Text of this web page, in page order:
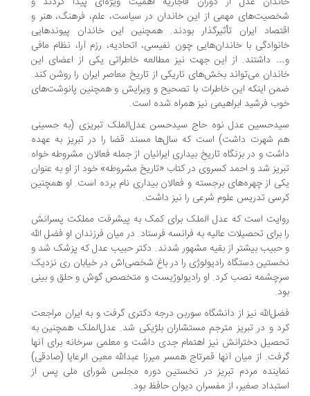
شخصیت‌های مهمی از این خاندان در سیاست، علم، فرهنگ، هنر و
اقتصاد ایران تأثیرگذار بودند. همچنین این خاندان پیوندهایی
خانوادگی با خاندان‌هایی چون نفیسی، اتحادیه، رزم آرا، نظام مافی
و… داشتند. از این جهت نیز مطالعه خاطراتی یکی از اعضای این
خاندان می‌تواند بخش‌های تاریکی از تاریخ معاصر ایران را روشن کند.
ضمن اینکه این خاطرات با تصحیح و ویرایش و همچنین پانوشت‌های
خوب فرشید ابراهیمی نیز همراه شده است.
سیدحسین عدل نوه حاج سیدحسن عدل‌الملک تبریزی (به حسینی
هم شهرت داشت) است که سال‌ها مسند قضا را در تبریز به عهده
داشت و در بزنگاه تاریخ بیداری ایرانیان از جمله فعالان مشروطه خواه
تبریز شد و احمد کسروی در کتاب «تاریخ مشروطه» خود از او به عنوان
یکی از چهره‌های برجسته و فعالان بیداری نام برده است. او همچنین
کرسی تدریس علوم شرعی را نیز داشت.
روایت است که عدل الملک برای کمک به پیشرفت مملکت پسرانش
را برای تحصیلات عالیه به فرانسه فرستاد. در میان فرزندان او فضل الله
و حبیب بیشتر از بقیه مشهور شدند. دکتر حبیب عدل که پزشک شد و
نخستین دستگاه رادیولوژی را در باغ شخصی‌اش در خیابان ری نزدیک
سرچشمه نصب کرد. او رادیولوژیست و متخصص گوش و حلق و بینی
بود.
فضل‌الله نیز از دانشگاه سوربن درجه دکتری گرفت و به ایران مراجعت
کرد و در تبریز مترجم مستشاران بلژیکی شد. عدل‌الملک همچنین به
تحصیل دخترانش نیز اهتمام جدی داشت و معلمی سرخانه برای آنها
گرفت. از میان آنها قمرتاج همسر میرزا عبدالله معین الرعایا (صادقی)
نماینده مردم تبریز در نخستین دوره مجلس شورای ملی پس از
استبداد صغیر، از مفسران دیوان حافظ بود.